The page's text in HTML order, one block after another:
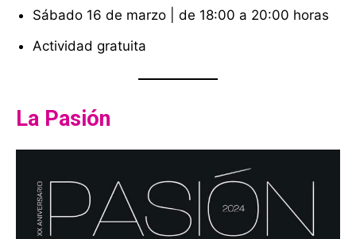
Sábado 16 de marzo | de 18:00 a 20:00 horas
Actividad gratuita
La Pasión